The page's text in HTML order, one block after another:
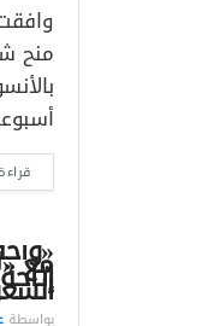
منح
مع
بواسطة